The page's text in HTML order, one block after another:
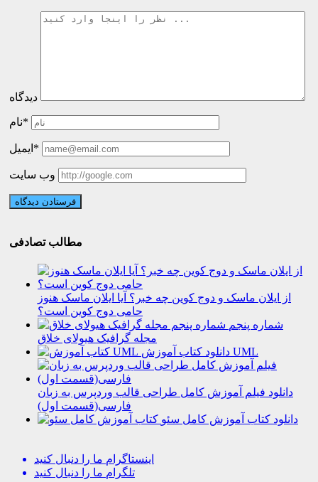
دیدگاه
نام*
ایمیل*
وب سایت
مطالب تصادفی
از ایلان ماسک و دوج کوین چه خبر؟ آیا ایلان ماسک هنوز
حامی دوج کوین است؟
شماره پنجم
مجله گرافیک هیولای خلاق
دانلود کتاب آموزش UML
دانلود فیلم آموزش کامل طراحی قالب وردپرس به زبان
فارسی(قسمت اول)
دانلود کتاب آموزش کامل سئو
اینستاگرام ما را دنبال کنید
تلگرام ما را دنبال کنید